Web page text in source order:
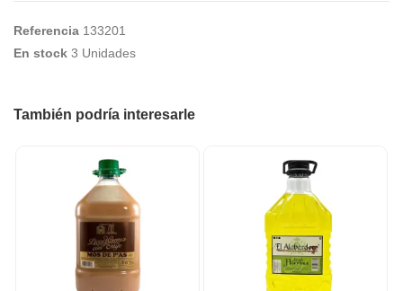
Referencia 133201
En stock 3 Unidades
También podría interesarle